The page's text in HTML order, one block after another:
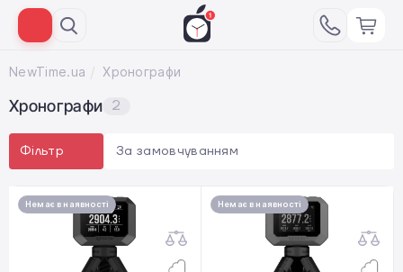
NewTime.ua Хронографи
Хронографи 2
Фільтр За замовчуванням
Немає в наявності Немає в наявності